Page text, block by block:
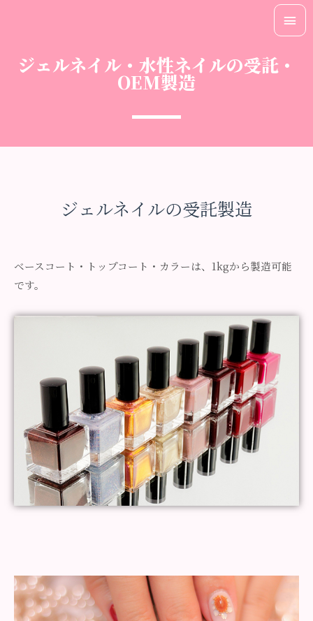
ジェルネイル・水性ネイルの受託・
OEM製造
ジェルネイルの受託製造
ベースコート・トップコート・カラーは、1kgから製造可能
です。